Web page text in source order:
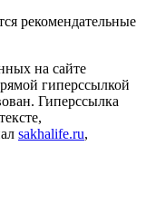
рекомендательные
на сайте
гиперссылкой
Гиперссылка
sakhalife.ru,